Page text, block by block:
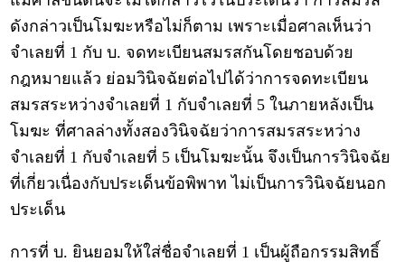
ดังกล่าวเป็นโมฆะหรือไม่ก็ตาม เพราะเมื่อศาลเห็นว่า
จำเลยที่ 1 กับ บ. จดทะเบียนสมรสกันโดยชอบด้วย
กฎหมายแล้ว ย่อมวินิจฉัยต่อไปได้ว่าการจดทะเบียน
สมรสระหว่างจำเลยที่ 1 กับจำเลยที่ 5 ในภายหลังเป็น
โมฆะ ที่ศาลล่างทั้งสองวินิจฉัยว่าการสมรสระหว่าง
จำเลยที่ 1 กับจำเลยที่ 5 เป็นโมฆะนั้น จึงเป็นการวินิจฉัย
ที่เกี่ยวเนื่องกับประเด็นข้อพิพาท ไม่เป็นการวินิจฉัยนอก
ประเด็น
การที่ บ. ยินยอมให้ใส่ชื่อจำเลยที่ 1 เป็นผู้ถือกรรมสิทธิ์